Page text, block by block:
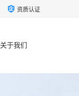
资质认证
关于我们